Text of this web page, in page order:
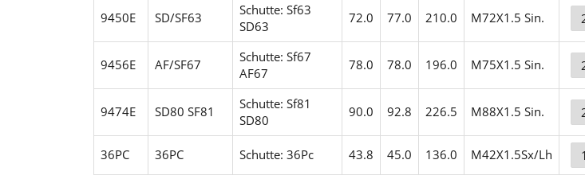
9450E SD/SF63
Schutte: Sf63
SD63
72.0 77.0 210.0 M72X1.5 Sin.
9456E AF/SF67
Schutte: Sf67
AF67
78.0 78.0 196.0 M75X1.5 Sin.
9474E SD80 SF81
Schutte: Sf81
SD80
90.0 92.8 226.5 M88X1.5 Sin.
36PC 36PC Schutte: 36Pc 43.8 45.0 136.0 M42X1.5Sx/Lh